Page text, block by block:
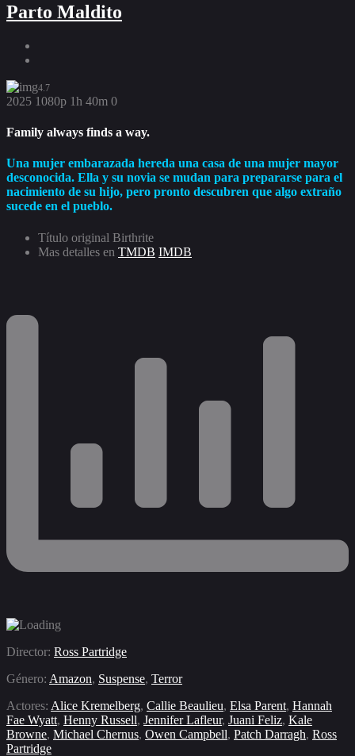
Parto Maldito
4.7
2025 1080p 1h 40m 0
Family always finds a way.
Una mujer embarazada hereda una casa de una mujer mayor
desconocida. Ella y su novia se mudan para prepararse para el
nacimiento de su hijo, pero pronto descubren que algo extraño
sucede en el pueblo.
Título original Birthrite
Mas detalles en TMDB IMDB
Director: Ross Partridge
Género: Amazon, Suspense, Terror
Actores: Alice Kremelberg, Callie Beaulieu, Elsa Parent, Hannah
Fae Wyatt, Henny Russell, Jennifer Lafleur, Juani Feliz, Kale
Browne, Michael Chernus, Owen Campbell, Patch Darragh, Ross
Partridge